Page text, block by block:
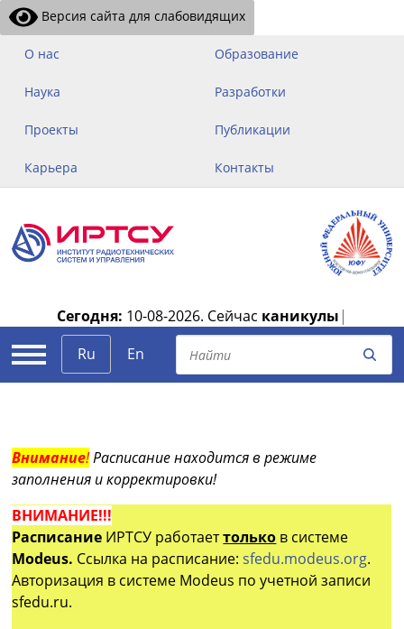
Версия сайта для слабовидящих
О нас Образование
Наука Разработки
Проекты Публикации
Карьера Контакты
Сегодня: 10-08-2026. Сейчас каникулы |
Ru
En
Внимание!Расписание находится в режиме
заполнения и корректировки!
ВНИМАНИЕ!!!
Расписание ИРТСУ работаеттолько в системе
Modeus. Ссылка на расписание:sfedu.modeus.org.
Авторизация в системе Modeus по учетной записи
sfedu.ru.